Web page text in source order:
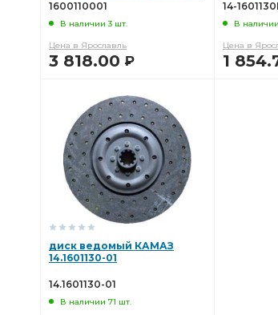
SORL 1600110001
1600110001
В наличии 3 шт.
Цена в Ярославль
3 818.00 Р
В КОРЗИНУ
14-
В
Цена в
1
диск ведомый КАМАЗ
14.1601130-01
14.1601130-01
В наличии 71 шт.